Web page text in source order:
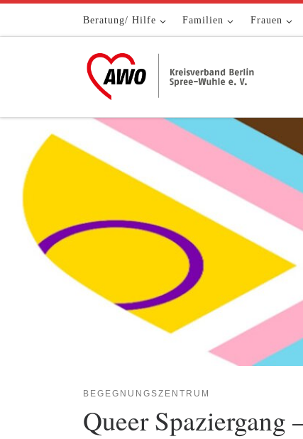
Zum Inhalt springenBeratung/ Hilfe Familien Frauen
BEGEGNUNGSZENTRUM
Queer